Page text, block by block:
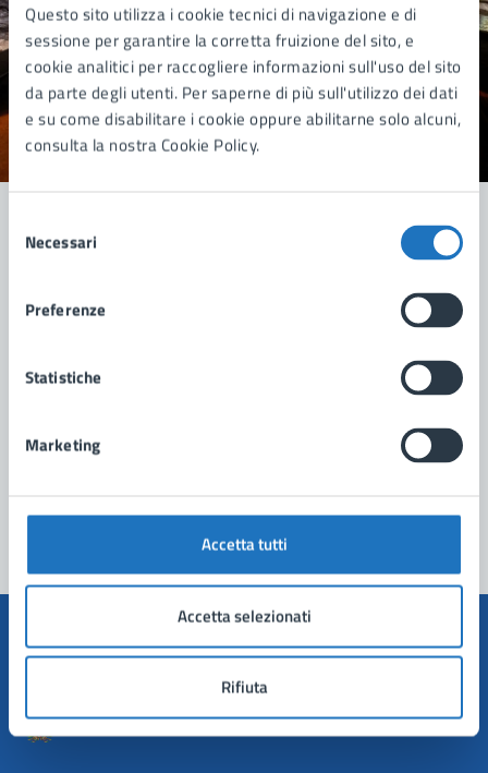
Questo sito utilizza i cookie tecnici di navigazione e di
sessione per garantire la corretta fruizione del sito, e
cookie analitici per raccogliere informazioni sull'uso del sito
da parte degli utenti. Per saperne di più sull'utilizzo dei dati
e su come disabilitare i cookie oppure abilitarne solo alcuni,
consulta la nostra Cookie Policy.
delNecessari
Preferenze
Statistiche
Marketing
Accetta tutti
Accetta selezionati
Rifiuta
Quanto sono chiare le informazioni su questa
pagina?
Valuta 5 stelle su 5
Valuta 4 stelle su 5
Valuta 3 stelle su 5
Valuta 2 stelle su 5
Valuta 1 stelle su 5
Leggi le domande frequenti
Problemi in città
Comune di Manduria